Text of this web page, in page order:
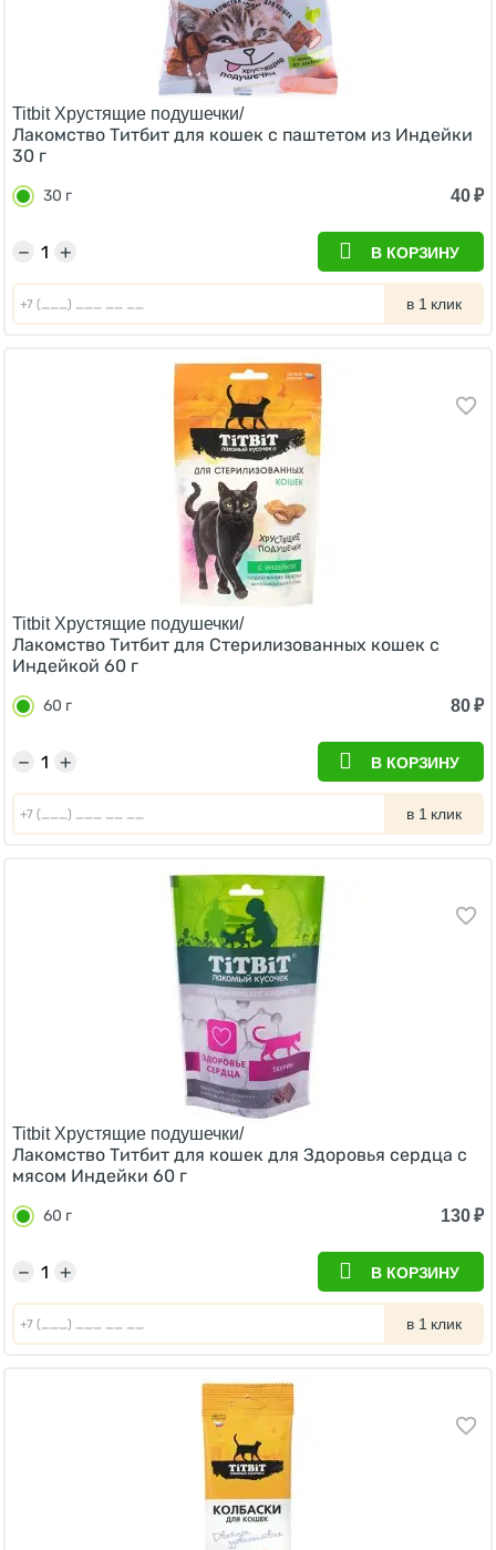
Titbit Хрустящие подушечки/
Лакомство Титбит для кошек с паштетом из Индейки
30 г
30 г 40₽
+
− В КОРЗИНУ
в 1 клик
Titbit Хрустящие подушечки/
Лакомство Титбит для Стерилизованных кошек с
Индейкой 60 г
60 г 80₽
+
− В КОРЗИНУ
в 1 клик
Titbit Хрустящие подушечки/
Лакомство Титбит для кошек для Здоровья сердца с
мясом Индейки 60 г
60 г 130₽
+
− В КОРЗИНУ
в 1 клик